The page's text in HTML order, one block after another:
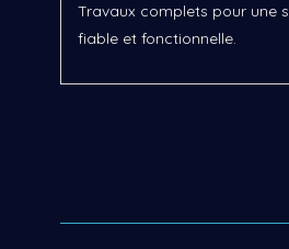
Travaux complets pour une
fiable et fonctionnelle.